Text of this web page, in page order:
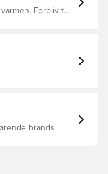
Forbliv tør,
brands